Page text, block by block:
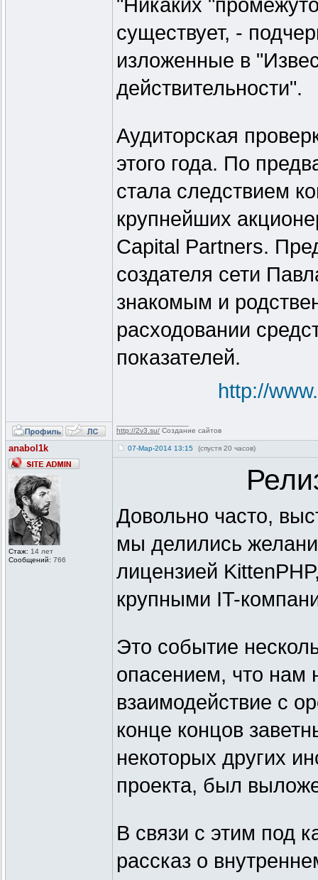
"Никаких
существует, -
изложенные в
действительности".
Аудиторская
этого года. По
стала следствием
крупнейших
Capital Partners.
создателя сети
знакомым и
расходовании
показателей.
http://
http://2v3.su/ Создание сайтов
anabol1k
Стаж: 14 лет
Сообщений: 766
07-Мар-2014 13:15 (спустя 20 часов)
Довольно часто,
мы делились
лицензией
крупными IT-
Это событие
опасением, что нам
взаимодействие с
конце концов
некоторых других
проекта, был
В связи с этим под
рассказ о